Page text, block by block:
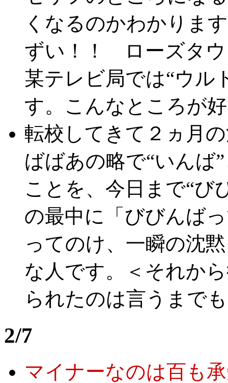
くなるのかわかりま
ずい！！ ローズタウ
某テレビ局では“ウル
す。こんなところが
転校してきて２ヵ月
ばばあの略で“いんば
ことを、今日まで“び
の最中に「びびんば
ってのけ、一瞬の沈
な人です。＜それか
られたのは言うまで
2/7
マイナーなのは百も